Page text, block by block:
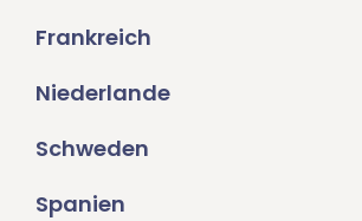
Frankreich
Niederlande
Schweden
Spanien